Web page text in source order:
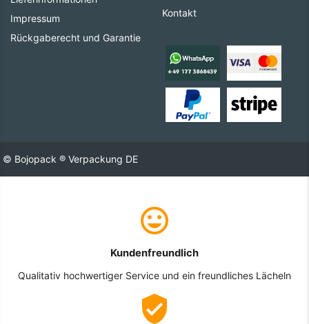
Impressum
Rückgaberecht und Garantie
Kontakt
© Bojopack ® Verpackung DE
Kundenfreundlich
Qualitativ hochwertiger Service und ein freundliches Lächeln